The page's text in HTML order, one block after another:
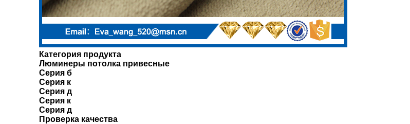
Категория продукта
Люминеры потолка привесные
Серия б
Серия к
Серия д
Серия к
Серия д
Проверка качества